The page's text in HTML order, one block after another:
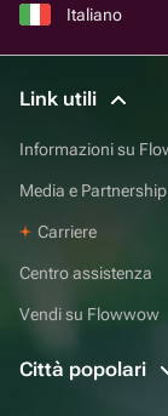
Italiano
Link utili
Informazioni su
Media e Partnership
Carriere
Centro assistenza
Vendi su Flowwow
Città popolari